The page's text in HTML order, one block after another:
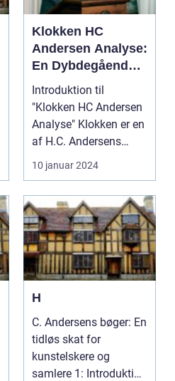
Klokken HC
Andersen Analyse:
En Dybdegående
Gennemgang af Et
Mesterværk
Introduktion til
"Klokken HC Andersen
Analyse" Klokken er en
af H.C. Andersens
mest kendte eventyr,...
10 januar 2024
H
C. Andersens bøger: En
tidløs skat for
kunstelskere og
samlere 1: Introduktion